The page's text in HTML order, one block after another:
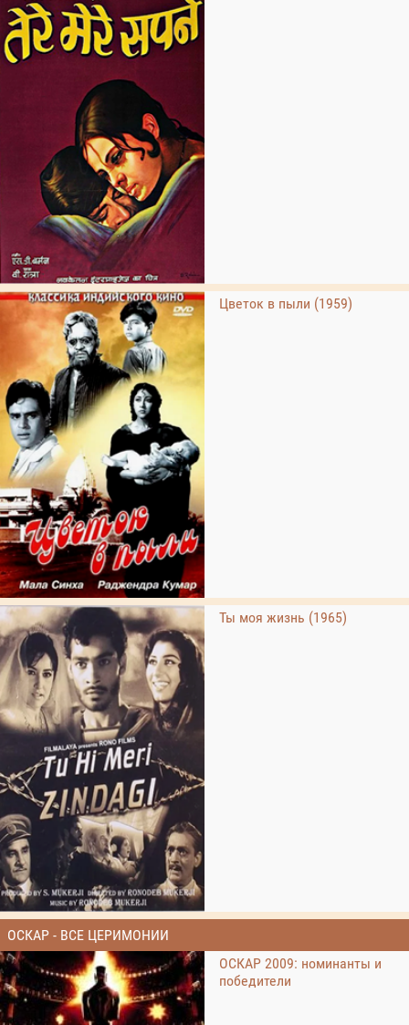
Цветок в пыли (1959)
Ты моя жизнь (1965)
ОСКАР - ВСЕ ЦЕРИМОНИИ
ОСКАР 2009: номинанты и
победители